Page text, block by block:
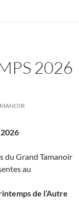
2026
du Grand Tamanoir
au
de l’Autre